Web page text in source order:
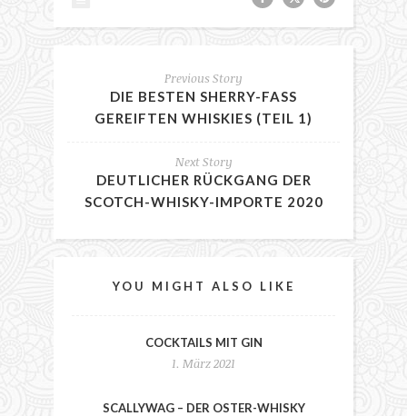
Previous Story
DIE BESTEN SHERRY-FASS
GEREIFTEN WHISKIES (TEIL 1)
Next Story
DEUTLICHER RÜCKGANG DER
SCOTCH-WHISKY-IMPORTE 2020
YOU MIGHT ALSO LIKE
COCKTAILS MIT GIN
1. März 2021
SCALLYWAG – DER OSTER-WHISKY